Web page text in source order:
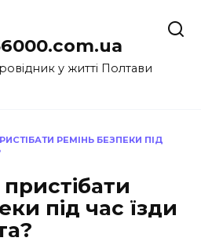
у житті Полтави
РЕМІНЬ БЕЗПЕКИ ПІД
під час їзди